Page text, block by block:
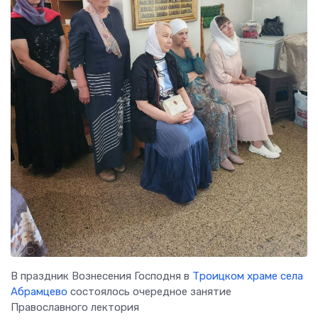
В праздник Вознесения Господня в Троицком храме села
Абрамцево состоялось очередное занятие
Православного лектория